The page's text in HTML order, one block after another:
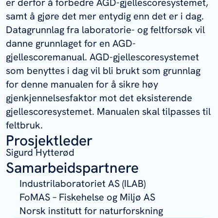
samt å gjøre det mer entydig enn det er i dag.
Datagrunnlag fra laboratorie- og feltforsøk vil
danne grunnlaget for en AGD-
gjellescoremanual. AGD-gjellescoresystemet
som benyttes i dag vil bli brukt som grunnlag
for denne manualen for å sikre høy
gjenkjennelsesfaktor mot det eksisterende
gjellescoresystemet. Manualen skal tilpasses til
feltbruk.
Prosjektleder
Sigurd Hytterød
Samarbeidspartnere
Industrilaboratoriet AS (ILAB)
FoMAS – Fiskehelse og Miljø AS
Norsk institutt for naturforskning